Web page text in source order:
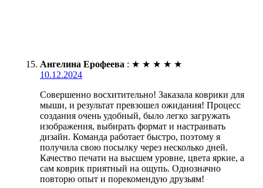
Ангелина Ерофеева : ★ ★ ★ ★ ★
10.12.2024
Совершенно восхитительно! Заказала коврики для
мыши, и результат превзошел ожидания! Процесс
создания очень удобный, было легко загружать
изображения, выбирать формат и настраивать
дизайн. Команда работает быстро, поэтому я
получила свою посылку через несколько дней.
Качество печати на высшем уровне, цвета яркие, а
сам коврик приятный на ощупь. Однозначно
повторю опыт и порекомендую друзьям!